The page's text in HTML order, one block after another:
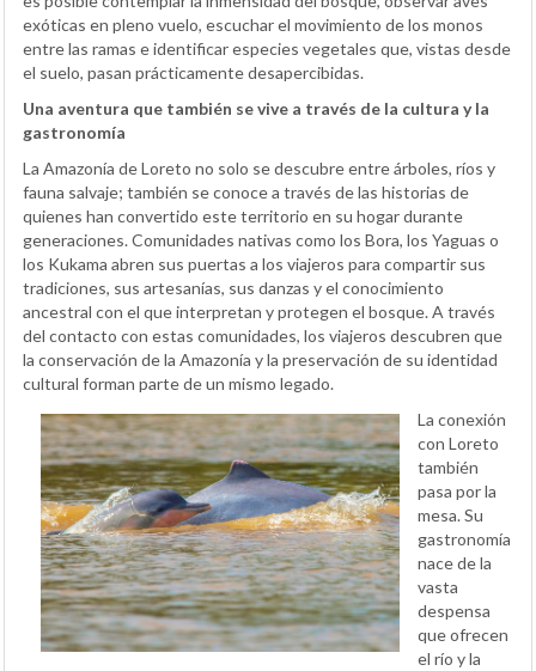
exóticas en pleno vuelo, escuchar el movimiento de los monos
entre las ramas e identificar especies vegetales que, vistas desde
el suelo, pasan prácticamente desapercibidas.
Una aventura que también se vive a través de la cultura y la
gastronomía
La Amazonía de Loreto no solo se descubre entre árboles, ríos y
fauna salvaje; también se conoce a través de las historias de
quienes han convertido este territorio en su hogar durante
generaciones. Comunidades nativas como los Bora, los Yaguas o
los Kukama abren sus puertas a los viajeros para compartir sus
tradiciones, sus artesanías, sus danzas y el conocimiento
ancestral con el que interpretan y protegen el bosque. A través
del contacto con estas comunidades, los viajeros descubren que
la conservación de la Amazonía y la preservación de su identidad
cultural forman parte de un mismo legado.
La conexión
con Loreto
también
pasa por la
mesa. Su
gastronomía
nace de la
vasta
despensa
que ofrecen
el río y la